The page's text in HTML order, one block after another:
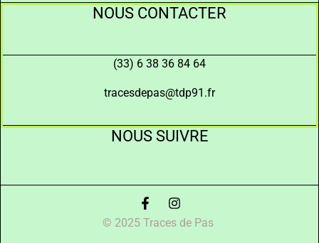
NOUS CONTACTER
(33) 6 38 36 84 64
tracesdepas@tdp91.fr
NOUS SUIVRE
© 2025 Traces de Pas